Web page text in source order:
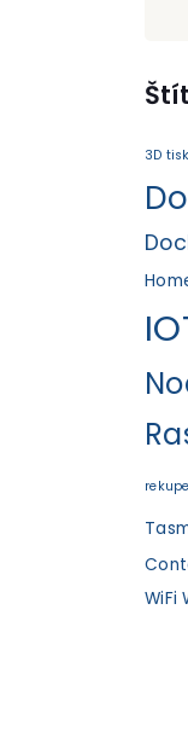
3D tisk
WiFi